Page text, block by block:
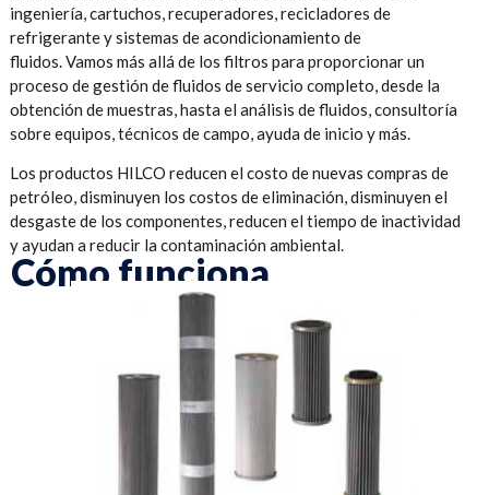
ingeniería, cartuchos, recuperadores, recicladores de
refrigerante y sistemas de acondicionamiento de
fluidos. Vamos más allá de los filtros para proporcionar un
proceso de gestión de fluidos de servicio completo, desde la
obtención de muestras, hasta el análisis de fluidos, consultoría
sobre equipos, técnicos de campo, ayuda de inicio y más.
Los productos HILCO reducen el costo de nuevas compras de
petróleo, disminuyen los costos de eliminación, disminuyen el
desgaste de los componentes, reducen el tiempo de inactividad
y ayudan a reducir la contaminación ambiental.
Cómo funciona